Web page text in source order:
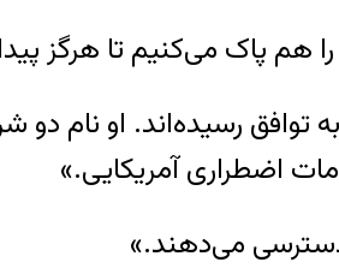
پاک می‌کنیم تا هرگز
توافق رسیده‌اند. او نام
اضطراری آمریکایی.»
دسترسی می‌دهند.»